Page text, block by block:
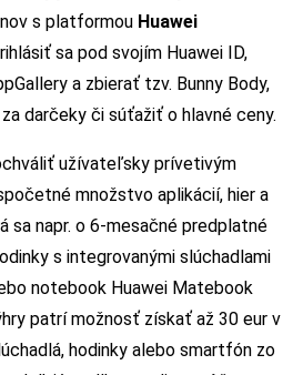
s platformou Huawei
sa pod svojím Huawei ID,
a zbierať tzv. Bunny Body,
darčeky či súťažiť o hlavné ceny.
užívateľsky prívetivým
množstvo aplikácií, hier a
sa napr. o 6-mesačné predplatné
s integrovanými slúchadlami
notebook Huawei Matebook
patrí možnosť získať až 30 eur v
hodinky alebo smartfón zo